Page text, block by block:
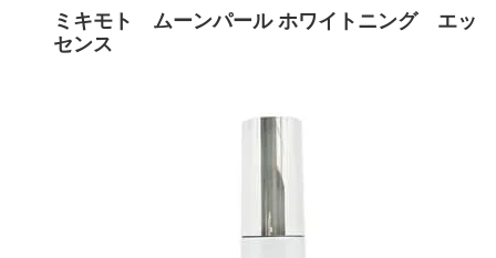
ミキモト ムーンパール ホワイトニング エッ
センス